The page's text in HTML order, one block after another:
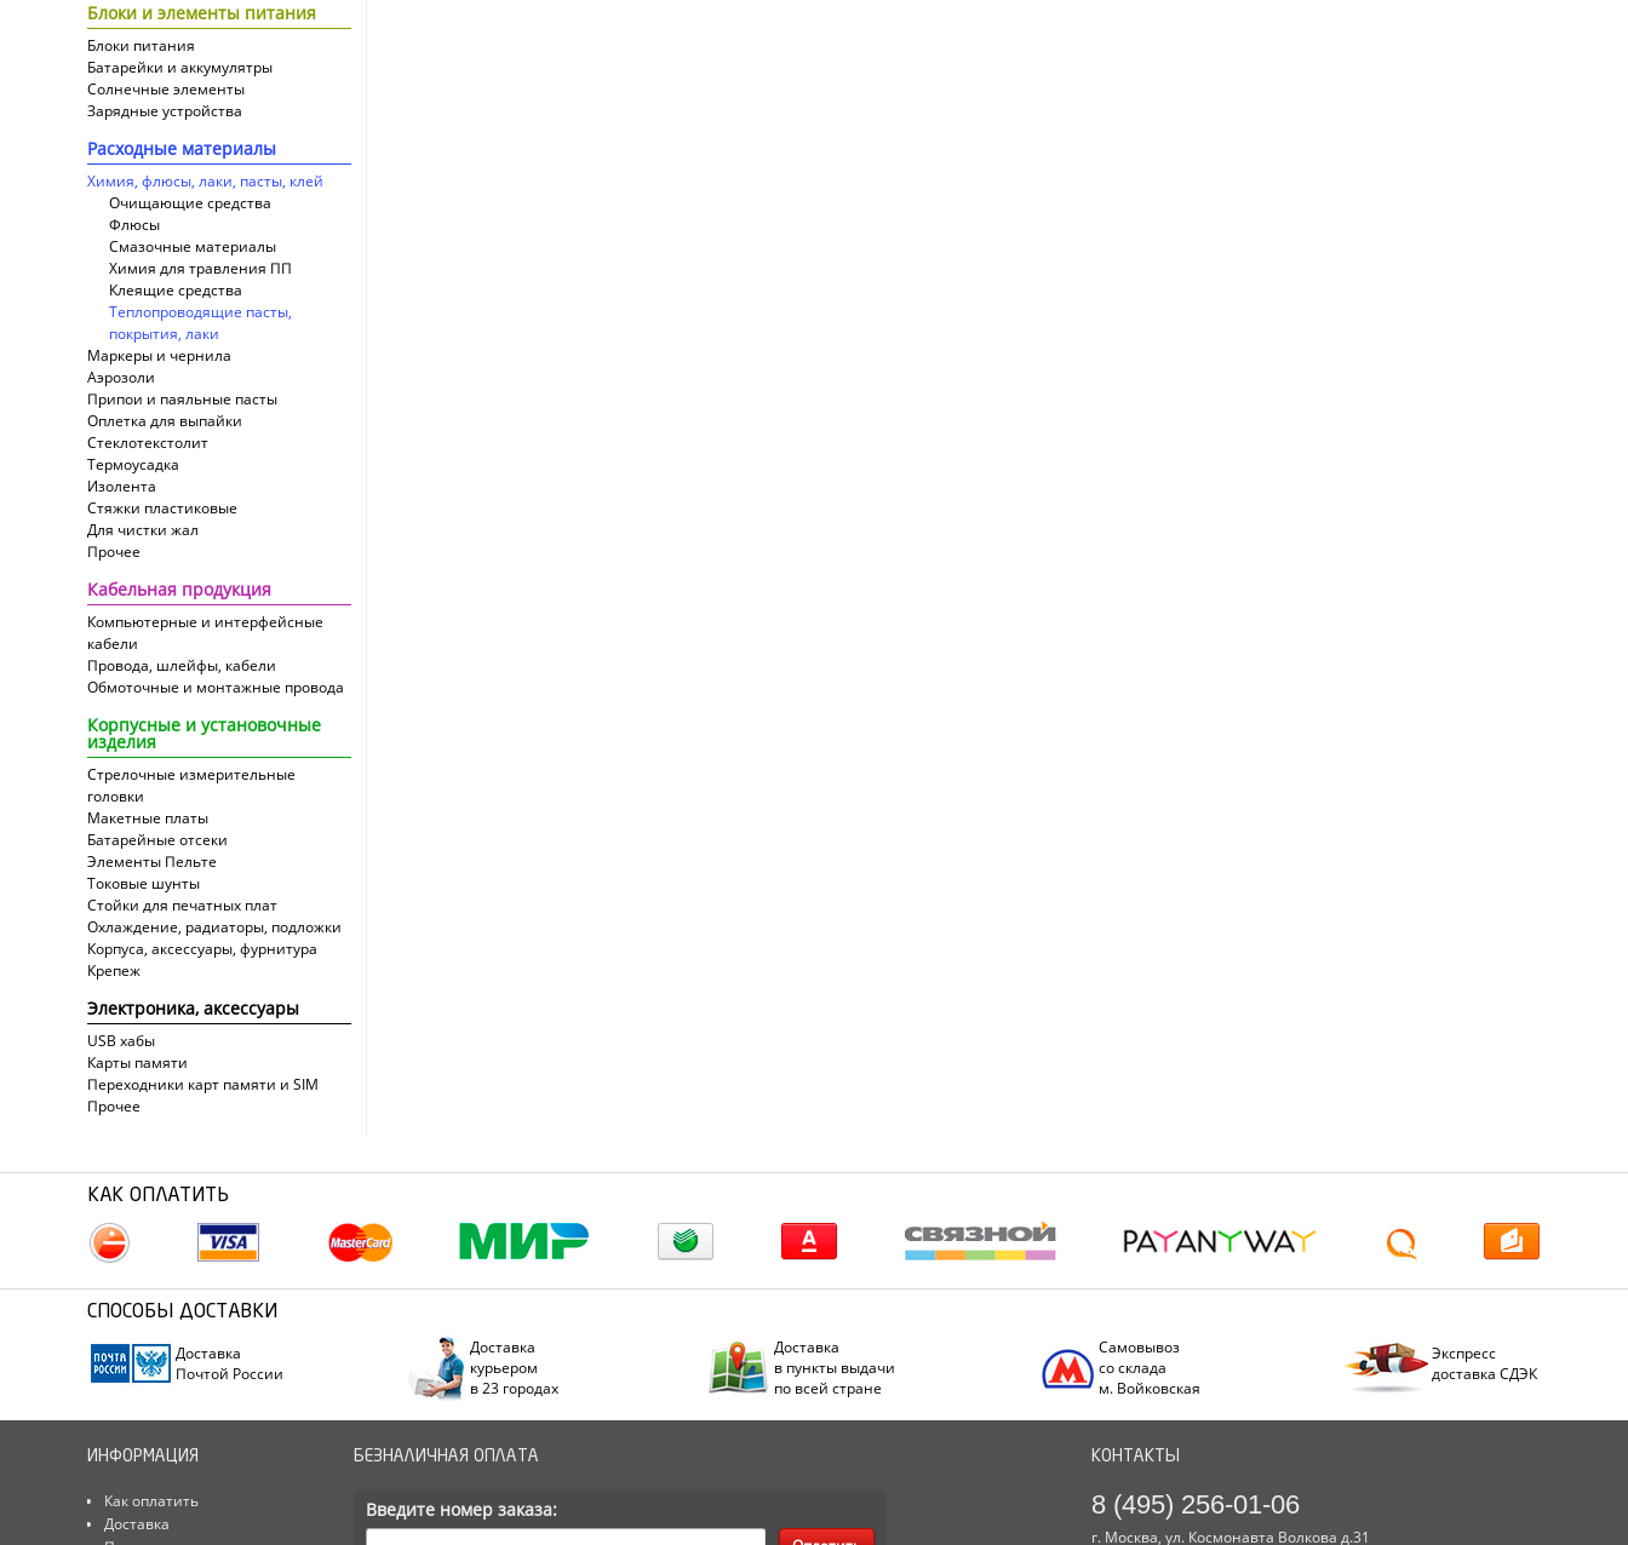
Блоки и элементы питания
Блоки питания
Батарейки и аккумулятры
Солнечные элементы
Зарядные устройства
Расходные материалы
Химия, флюсы, лаки, пасты, клей
Очищающие средства
Флюсы
Смазочные материалы
Химия для травления ПП
Клеящие средства
Теплопроводящие пасты,
покрытия, лаки
Маркеры и чернила
Аэрозоли
Припои и паяльные пасты
Оплетка для выпайки
Cтеклотекстолит
Термоусадка
Изолента
Стяжки пластиковые
Для чистки жал
Прочее
Кабельная продукция
Компьютерные и интерфейсные
кабели
Провода, шлейфы, кабели
Обмоточные и монтажные провода
Корпусные и установочные
изделия
Стрелочные измерительные
головки
Макетные платы
Батарейные отсеки
Элементы Пельте
Токовые шунты
Стойки для печатных плат
Охлаждение, радиаторы, подложки
Корпуса, аксессуары, фурнитура
Крепеж
Электроника, аксессуары
USB хабы
Карты памяти
Переходники карт памяти и SIM
Прочее
КАК ОПЛАТИТЬ
СПОСОБЫ ДОСТАВКИ
Доставка
Почтой России
Доставка
курьером
в 23 городах
Доставка
в пункты выдачи
по всей стране
Самовывоз
со склада
м. Войковская
Экспресс
доставка СДЭК
ИНФОРМАЦИЯ
Как оплатить
Доставка
БЕЗНАЛИЧНАЯ ОПЛАТА
Введите номер заказа:
КОНТАКТЫ
8 (495) 256-01-06
г. Москва, ул. Космонавта Волкова д.31